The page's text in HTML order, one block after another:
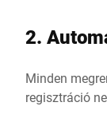
2.
Minden
regisztráció